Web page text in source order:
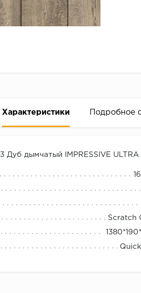
Характеристики Подробное
Дуб дымчатый IMPRESSIVE ULTRA
Scratch